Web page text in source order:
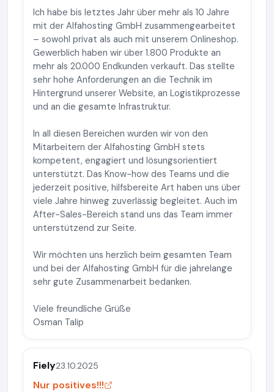
Ich habe bis letztes Jahr über mehr als 10 Jahre
mit der Alfahosting GmbH zusammengearbeitet
– sowohl privat als auch mit unserem Onlineshop.
Gewerblich haben wir über 1.800 Produkte an
mehr als 20.000 Endkunden verkauft. Das stellte
sehr hohe Anforderungen an die Technik im
Hintergrund unserer Website, an Logistikprozesse
und an die gesamte Infrastruktur.
In all diesen Bereichen wurden wir von den
Mitarbeitern der Alfahosting GmbH stets
kompetent, engagiert und lösungsorientiert
unterstützt. Das Know-how des Teams und die
jederzeit positive, hilfsbereite Art haben uns über
viele Jahre hinweg zuverlässig begleitet. Auch im
After-Sales-Bereich stand uns das Team immer
unterstützend zur Seite.
Wir möchten uns herzlich beim gesamten Team
und bei der Alfahosting GmbH für die jahrelange
sehr gute Zusammenarbeit bedanken.
Viele freundliche Grüße
Osman Talip
Fiely23.10.2025
Nur positives!!!